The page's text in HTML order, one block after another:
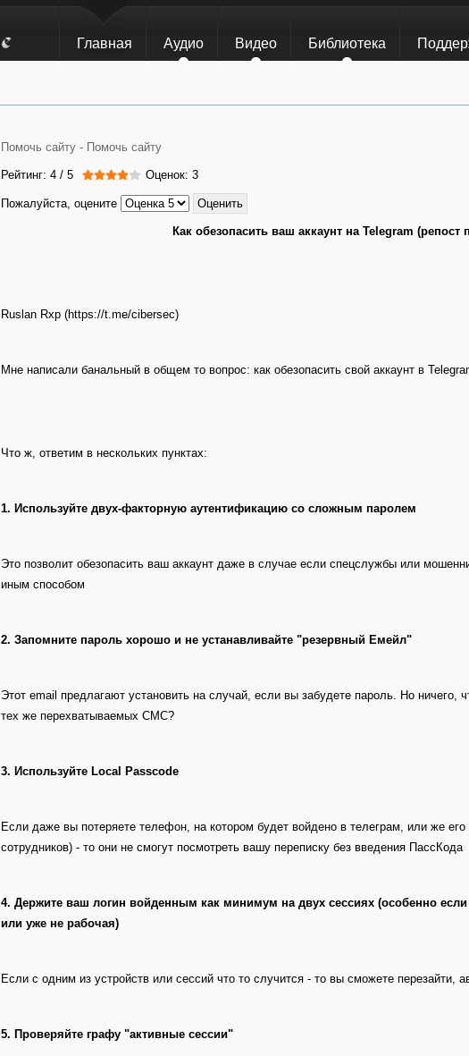
Главная Аудио Видео Библиотека
Помочь сайту - Помочь сайту
Рейтинг: 4 / 5 Оценок: 3
Пожалуйста, оцените
Как обезопасить ваш аккаунт на Telegram (репост
Ruslan Rxp (https://t.me/cibersec)
Мне написали банальный в общем то вопрос: как обезопасить свой аккаунт в
Что ж, ответим в нескольких пунктах:
1. Используйте двух-факторную аутентификацию со сложным паролем
Это позволит обезопасить ваш аккаунт даже в случае если спецслужбы или
иным способом
2. Запомните пароль хорошо и не устанавливайте "резервный Емейл"
Этот email предлагают установить на случай, если вы забудете пароль. Но ничего,
тех же перехватываемых СМС?
3. Используйте Local Passcode
Если даже вы потеряете телефон, на котором будет войдено в телеграм, или же его
сотрудников) - то они не смогут посмотреть вашу переписку без введения ПассКода
4. Держите ваш логин войденным как минимум на двух сессиях (особенно если
или уже не рабочая)
Если с одним из устройств или сессий что то случится - то вы сможете перезайти,
5. Проверяйте графу "активные сессии"